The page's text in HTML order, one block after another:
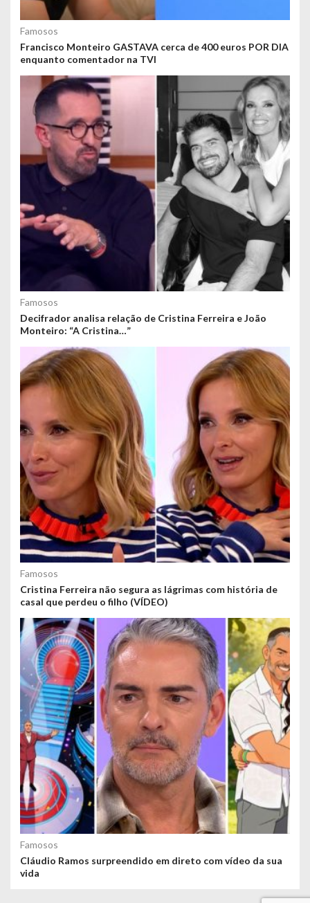
Famosos
Francisco Monteiro GASTAVA cerca de 400 euros POR DIA
enquanto comentador na TVI
Famosos
Decifrador analisa relação de Cristina Ferreira e João
Monteiro: “A Cristina…”
Famosos
Cristina Ferreira não segura as lágrimas com história de
casal que perdeu o filho (VÍDEO)
Famosos
Cláudio Ramos surpreendido em direto com vídeo da sua
vida